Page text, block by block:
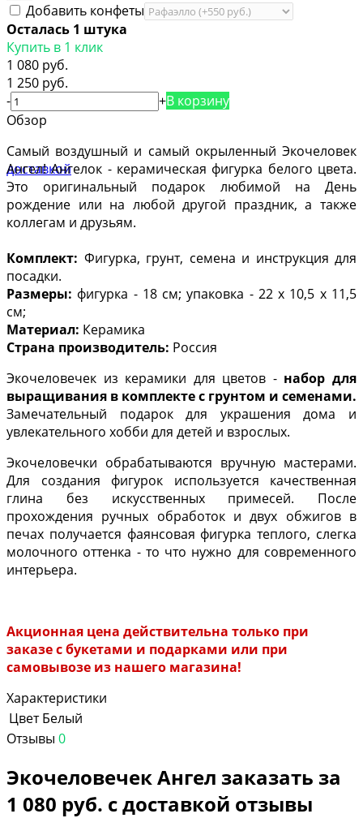
Добавить конфеты
Осталась 1 штука
Купить в 1 клик
1 080 руб.
1 250 руб.
-
+В корзину
Обзор
Самый воздушный и самый окрыленный Экочеловек
Ангел! Ангелок - керамическая фигурка белого цвета.
Это оригинальный подарок любимой на День
рождение или на любой другой праздник, а также
коллегам и друзьям.
Комплект: Фигурка, грунт, семена и инструкция для
посадки.
Размеры: фигурка - 18 см; упаковка - 22 х 10,5 х 11,5
см;
Материал: Керамика
Страна производитель: Россия
Экочеловечек из керамики для цветов - набор для
выращивания в комплекте с грунтом и семенами.
Замечательный подарок для украшения дома и
увлекательного хобби для детей и взрослых.
Экочеловечки обрабатываются вручную мастерами.
Для создания фигурок используется качественная
глина без искусственных примесей. После
прохождения ручных обработок и двух обжигов в
печах получается фаянсовая фигурка теплого, слегка
молочного оттенка - то что нужно для современного
интерьера.
Акционная цена действительна только при
заказе с букетами и подарками или при
самовывозе из нашего магазина!
Характеристики
Цвет Белый
Отзывы 0
Экочеловечек Ангел заказать за
1 080 руб. с доставкой отзывы